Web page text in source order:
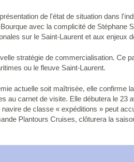
de l'état de situation dans
avec la complicité de Stéphane
sur le Saint-Laurent et aux enjeux
stratégie de commercialisation. Ce
ou le fleuve Saint-Laurent.
actuelle soit maîtrisée, elle confirme
au carnet de visite. Elle débutera le 23
de classe « expéditions » peut
Plantours Cruises, clôturera la